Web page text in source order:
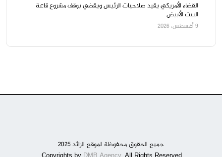
القضاء الأمريكي يقيد صلاحيات الرئيس ويقضي بوقف مشروع قاعة
البيت الأبيض
9 أغسطس، 2026
جميع الحقوق محفوظة لموقع الرائد 2025